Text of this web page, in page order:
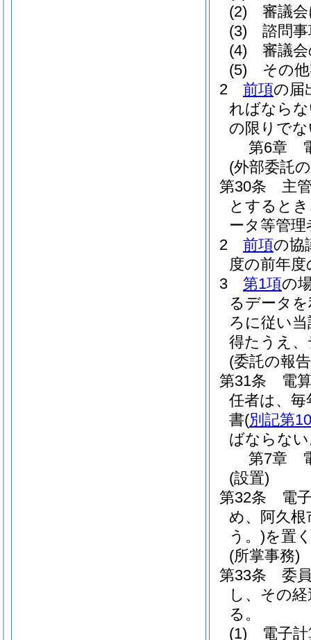
(2)
審議
(3)
諮問
(4)
審議
(5)
その
2
前項の届
ればなら
の限りで
第6章
(外部委託
第30条
主
とすると
ータ等管
2
前項の協
度の前年
3
第1項の
るデータ
ろに従い
得たうえ
(委託の報
第31条
電
任者は、
書(別記第
ばならな
第7章
(設置)
第32条
電
め、阿久根
う。)を置
(所掌事務)
第33条
委
し、その
る。
(1)
電子